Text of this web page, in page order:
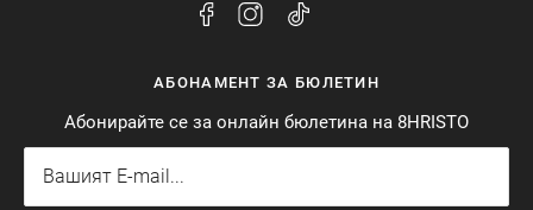
АБОНАМЕНТ ЗА БЮЛЕТИН
Абонирайте се за онлайн бюлетина на 8HRISTO